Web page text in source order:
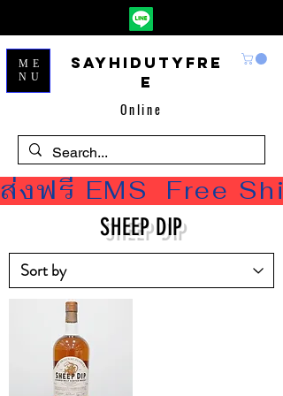
Sayhidutyfre
e
Online
ME
NU
ส่งฟรี EMS  Free
SHEEP DIP